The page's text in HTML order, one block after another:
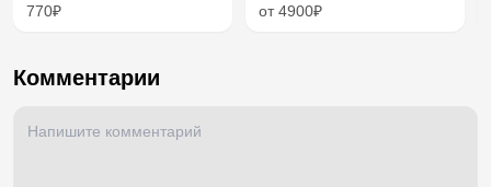
770₽ от 4900₽
Комментарии